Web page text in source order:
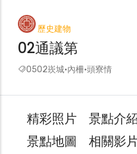
歷史建物
02通議第
0502崁城·內柵·頭寮情
精彩照片 景點介
景點地圖
相關影